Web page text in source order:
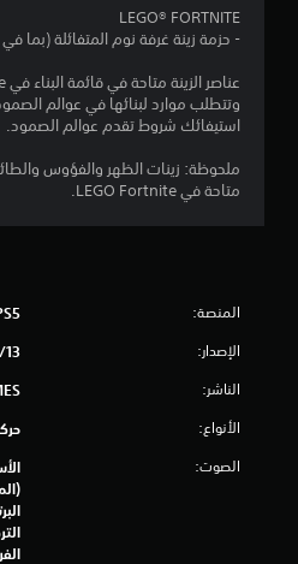
LEGO® FORTNITE
- حزمة زينة غرفة نوم المتفائلة (بما في ذلك 13
وتتطلب موارد لبنائها في عوالم
استيفائك شروط تقدم عوالم الصمود.
ملحوظة: زينات الظهر والفؤوس
متاحة في LEGO Fortnite.
المنصة:
الإصدار: 13‏/3‏/2024
الناشر:
الأنواع:
الصوت: